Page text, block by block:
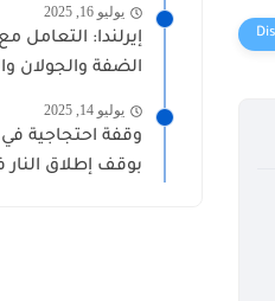
يوليو 16, 2025
إيرلندا:
الضفة والجولان
يوليو 14, 2025
وقفة احتجاجية في
بوقف إطلاق النار